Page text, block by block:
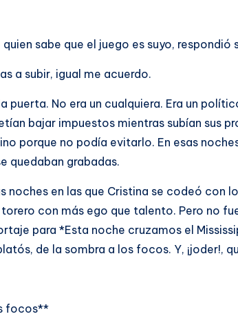
sabe que el juego es suyo, respondió
a subir, igual me acuerdo.
puerta. No era un cualquiera. Era un
bajar impuestos mientras subían sus
porque no podía evitarlo. En esas
quedaban grabadas.
noches en las que Cristina se codeó con
con más ego que talento. Pero no
para *Esta noche cruzamos el
de la sombra a los focos. Y, ¡joder!,
focos**